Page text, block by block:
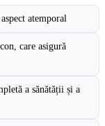
atemporal
care asigură
a sănătății și a